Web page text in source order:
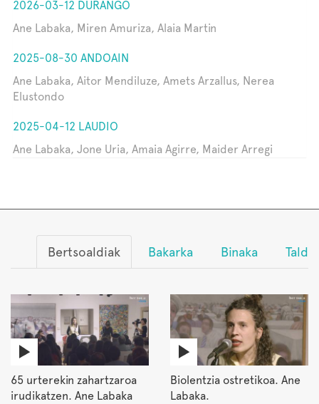
2026-03-12 DURANGO
Ane Labaka, Miren Amuriza, Alaia Martin
2025-08-30 ANDOAIN
Ane Labaka, Aitor Mendiluze, Amets Arzallus, Nerea
Elustondo
2025-04-12 LAUDIO
Ane Labaka, Jone Uria, Amaia Agirre, Maider Arregi
Bertsoaldiak Bakarka Binaka
65 urterekin zahartzaroa
irudikatzen. Ane Labaka
Biolentzia ostretikoa. Ane
Labaka.